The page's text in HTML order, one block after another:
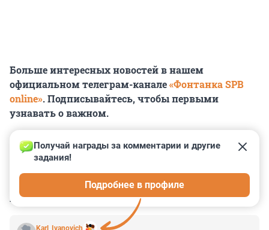
Больше интересных новостей в нашем
официальном телеграм-канале«Фонтанка SPB
online». Подписывайтесь, чтобы первыми
узнавать о важном.
КОММЕНТАРИИ 5
Karl_Ivanovich
Получай награды за комментарии и другие
задания!
Подробнее в профиле